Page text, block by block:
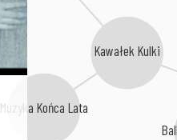
Kawałek Kulki
Muzyka Końca Lata